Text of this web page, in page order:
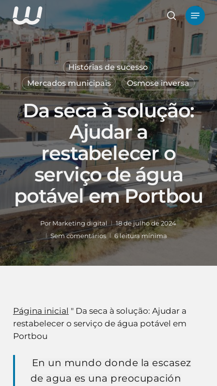
Saltar
para
o
conteúdo
principal
pesquisa
Menu
Histórias de sucesso
Mercados municipais
Osmose inversa
Da seca à solução:
Ajudar a
restabelecer o
serviço de água
potável em Portbou
PorMarketing digital
18 de julho de 2024
Sem comentários
6 leitura mínima
Página inicial " Da seca à solução: Ajudar a
restabelecer o serviço de água potável em
Portbou
En un mundo donde la escasez
de agua es una preocupación